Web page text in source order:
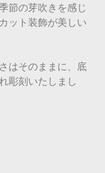
節の芽吹きを感じ
ット装飾が美しい
はそのままに、底
彫刻いたしまし